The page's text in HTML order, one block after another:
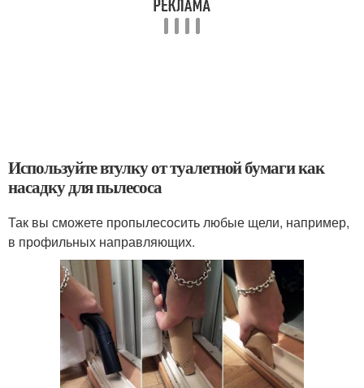
Используйте втулку от туалетной бумаги как
насадку для пылесоса
Так вы сможете пропылесосить любые щели, например,
в профильных направляющих.